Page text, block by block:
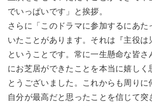
でいっぱいです」と挨拶。
さらに「このドラマに参加するにあた
いたことがあります。それは『主役は
ということです。常に一生懸命な皆さ
にお芝居ができたことを本当に嬉しく
とうございました。これからも周りに
自分が最高だと思ったことを信じて突